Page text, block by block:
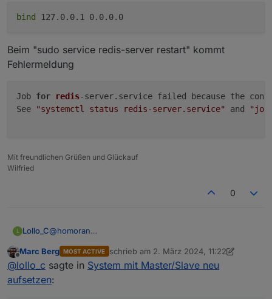
bind 127.0.0.1 0.0.0.0
Beim "sudo service redis-server restart" kommt
Fehlermeldung
Job for redis-server.service failed because the
See
"systemctl status redis-server.service" and
Mit freundlichen Grüßen und Glückauf
Wilfried
0
L Lollo_C@homoran
der redis.config:
Fehlermeldung
Offline
Marc Berg MOST ACTIVE schrieb am 2. März 2024, 11:22
zuletzt editiert von Marc Berg3. Feb.
@lollo_c sagte in System mit Master/Slave neu
aufsetzen: